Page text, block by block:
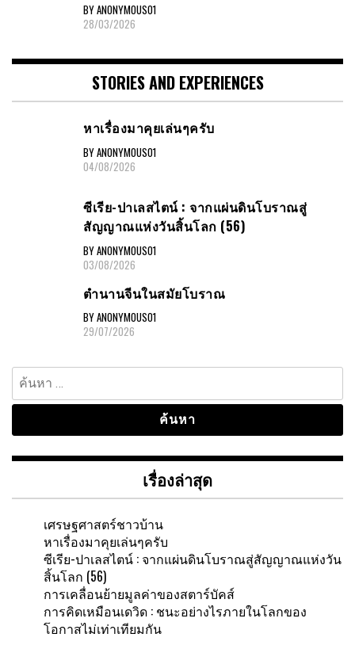
BY ANONYMOUS01
28/03/2026
STORIES AND EXPERIENCES
หาเรื่องมาคุยเล่นๆครับ
BY ANONYMOUS01
04/08/2026
ซีเรีย-ปาเลสไตน์ : จากแผ่นดินโบราณสู่
สัญญาณแห่งวันสิ้นโลก (56)
BY ANONYMOUS01
03/08/2026
ตำนานจีนในสมัยโบราณ
BY ANONYMOUS01
29/07/2026
ค้นหา
สำหรับ:
เรื่องล่าสุด
เศรษฐศาสตร์ชาวบ้าน
หาเรื่องมาคุยเล่นๆครับ
ซีเรีย-ปาเลสไตน์ : จากแผ่นดินโบราณสู่สัญญาณแห่งวัน
สิ้นโลก (56)
การเคลื่อนย้ายมูลค่าของสตาร์บัคส์
การคิดเหมือนเดวิด : ชนะอย่างไรภายในโลกของ
โอกาสไม่เท่าเทียมกัน